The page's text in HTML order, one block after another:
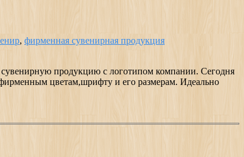
, фирменная сувенирная продукция
сувенирную продукцию с логотипом компании. Сегодня
цветам,шрифту и его размерам. Идеально